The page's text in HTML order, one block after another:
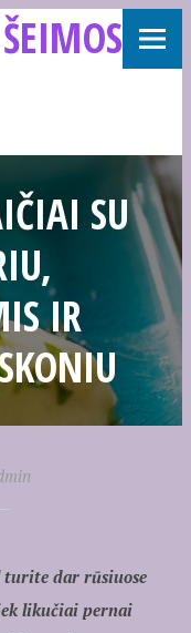
SU
IR
turite dar rūsiuose
likučiai pernai